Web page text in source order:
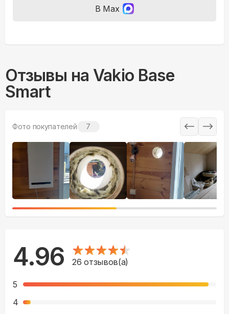
В Max
Отзывы на Vakio Base
Smart
Фото покупателей 7
4.96 26 отзывов(а)
5
4